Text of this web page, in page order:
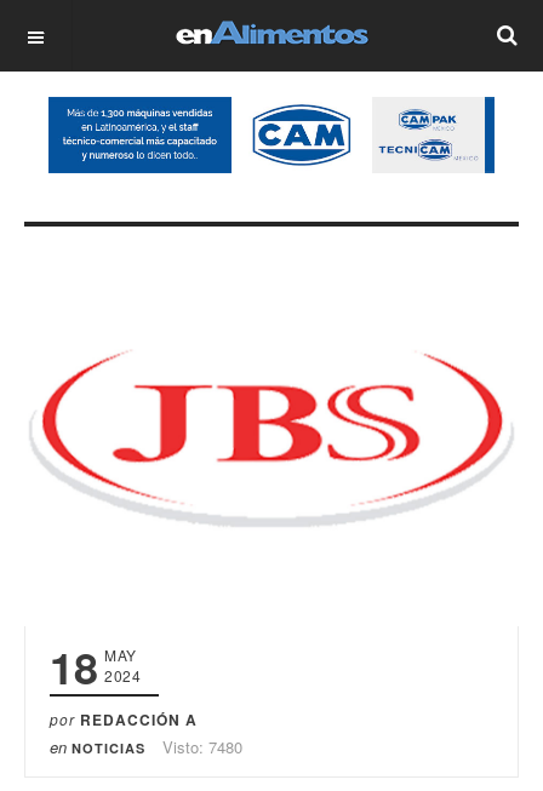
OFF CANVAS
18 MAY
2024
por REDACCIÓN A
en NOTICIAS Visto: 7480